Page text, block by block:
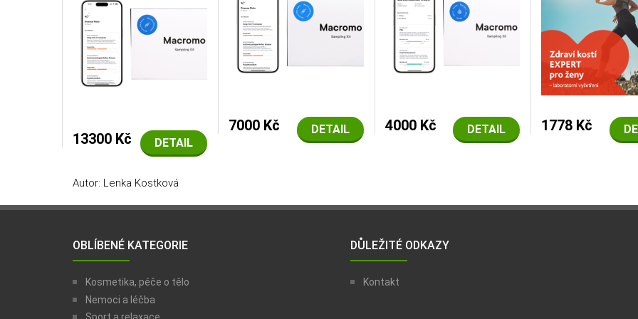
DETAIL
13300 Kč
DETAIL
7000 Kč DETAIL
4000 Kč 1778 Kč
Autor: Lenka Kostková
OBLÍBENÉ KATEGORIE
Kosmetika, péče o tělo
Nemoci a léčba
DŮLEŽITÉ ODKAZY
Kontakt